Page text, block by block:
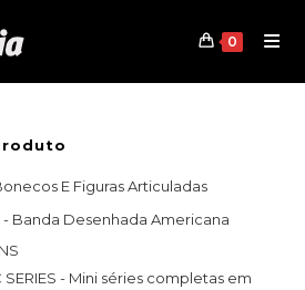
0
E Figuras Articuladas
- Banda Desenhada Americana
SERIES - Mini séries completas em